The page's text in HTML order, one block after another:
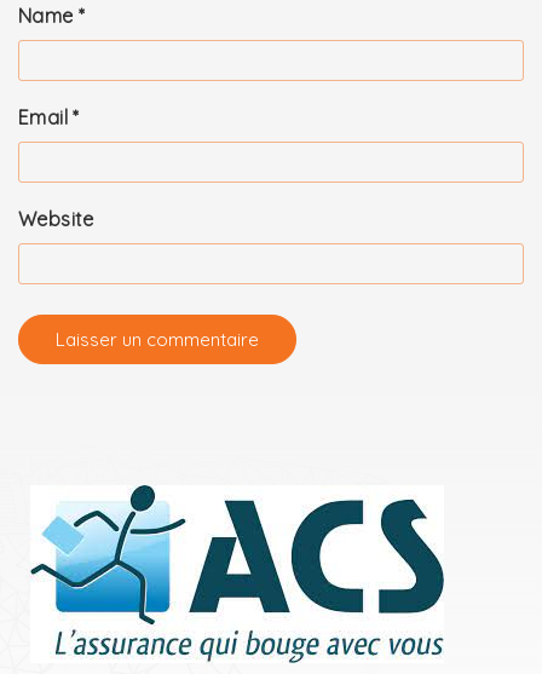
Name *
Email*
Website